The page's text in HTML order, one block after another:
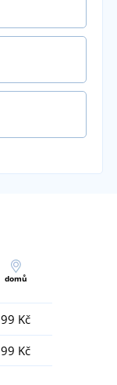
domů
99 Kč
99 Kč